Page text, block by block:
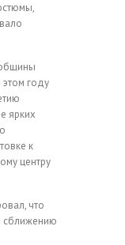
году
ярких
к
центру
что
сближению